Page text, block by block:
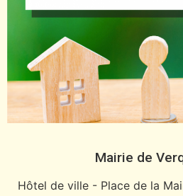
Mairie de
Hôtel de ville - Place de la